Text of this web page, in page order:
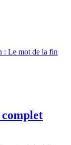
: Le mot de la fin